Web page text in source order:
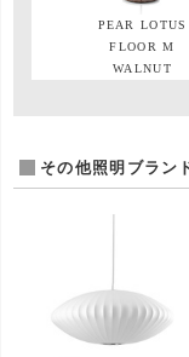
PEAR LOTUS
FLOOR M
WALNUT
その他照明ブラン